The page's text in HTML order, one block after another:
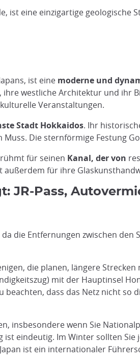
ist eine einzigartige geologische
ist eine moderne und
westliche Architektur und ihr
Veranstaltungen.
Stadt Hokkaidos. Ihr
Die sternförmige Festung
für seinen Kanal, der von
für ihre
JR-Pass,
die Entfernungen zwischen den
die planen, längere
mit der Hauptinsel
dass das Netz nicht so
insbesondere wenn Sie
eindeutig. Im Winter sollten
ist ein internationaler